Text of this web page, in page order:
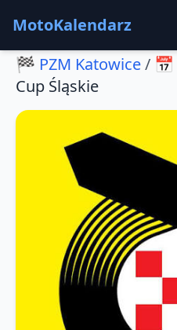
MotoKalendarz
🏁 PZM Katowice/ 📅
Cup Śląskie